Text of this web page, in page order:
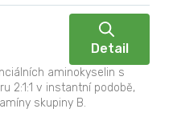
Detail
aminokyselin s
2:1:1 v instantní podobě,
skupiny B.